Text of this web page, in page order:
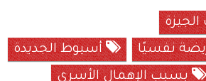
نفسيًا
أسيوط الجديدة
بسبب الإهمال الأسري